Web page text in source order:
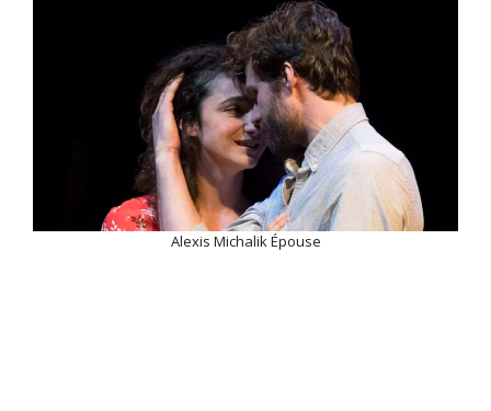
Alexis Michalik Épouse